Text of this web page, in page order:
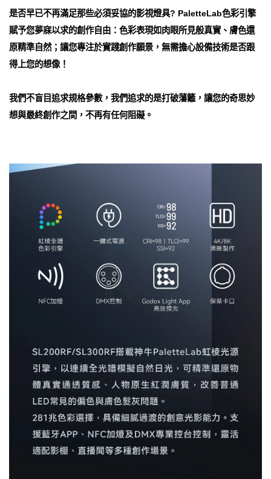
是否早已不再滿足那些必須妥協的影視燈具? PaletteLab色彩引擎
賦予您夢寐以求的創作自由：色彩表現如肉眼所見般真實、膚色還
原精準自然；讓您專注於實踐創作願景，無需擔心設備技術是否跟
得上您的想像！
我們不盲目追求規格參數，我們追求的是打破藩籬，讓您的奇思妙
想與最終創作之間，不再有任何阻礙。